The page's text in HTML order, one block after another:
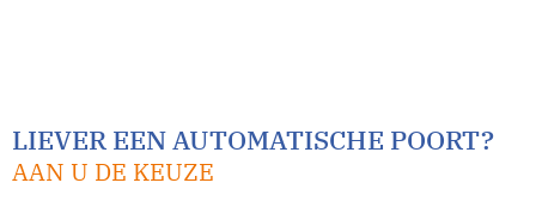
LIEVER EEN AUTOMATISCHE POORT?
AAN U DE KEUZE